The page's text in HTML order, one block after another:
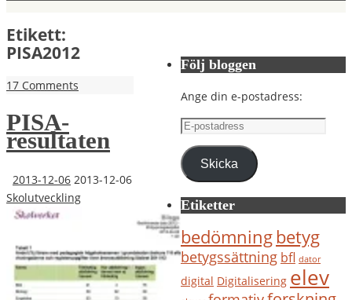
Etikett:
PISA2012
17 Comments
PISA-
resultaten
2013-12-06 2013-12-06
Skolutveckling
Följ bloggen
Ange din e-postadress:
E-
postadress
Skicka
Etiketter
bedömningbetyg
betygssättning bfl dator
digital Digitalisering elev